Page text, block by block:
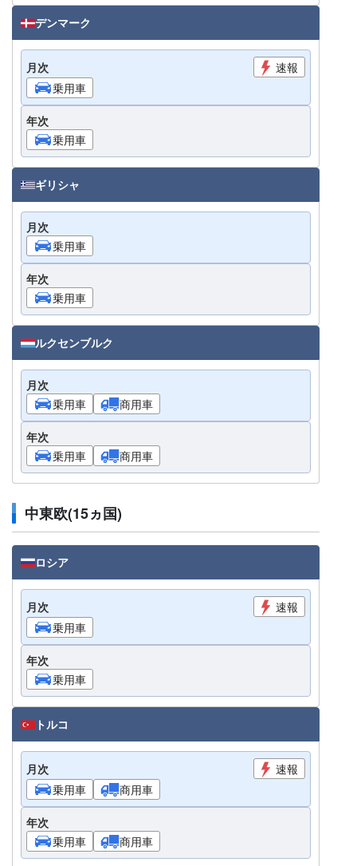
デンマーク
月次
速報
乗用車
年次
乗用車
ギリシャ
月次
乗用車
年次
乗用車
ルクセンブルク
月次
乗用車
商用車
年次
乗用車
商用車
中東欧(15ヵ国)
ロシア
月次
速報
乗用車
年次
乗用車
トルコ
月次
速報
乗用車
商用車
年次
乗用車
商用車